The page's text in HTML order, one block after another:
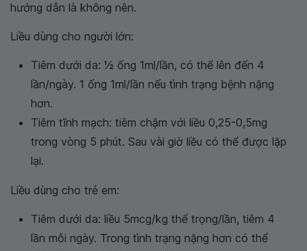
hướng dẫn là không nên.
Liều dùng cho người lớn:
Tiêm dưới da: 1⁄2 ống 1ml/lần, có thể lên đến 4
lần/ngày. 1 ống 1ml/lần nếu tình trạng bệnh nặng
hơn.
Tiêm tĩnh mạch: tiêm chậm với liều 0,25-0,5mg
trong vòng 5 phút. Sau vài giờ liều có thể được lặp
lại.
Liều dùng cho trẻ em:
Tiêm dưới da: liều 5mcg/kg thể trọng/lần, tiêm 4
lần mỗi ngày. Trong tình trạng nặng hơn có thể